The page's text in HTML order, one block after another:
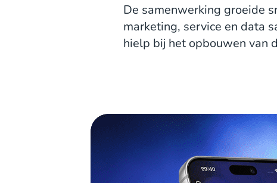
De samenwerking groeide
marketing, service en data
hielp bij het opbouwen van